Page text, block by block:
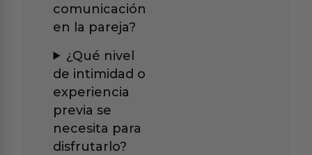
comunicación
en la pareja?
¿Qué nivel
de intimidad o
experiencia
previa se
necesita para
disfrutarlo?